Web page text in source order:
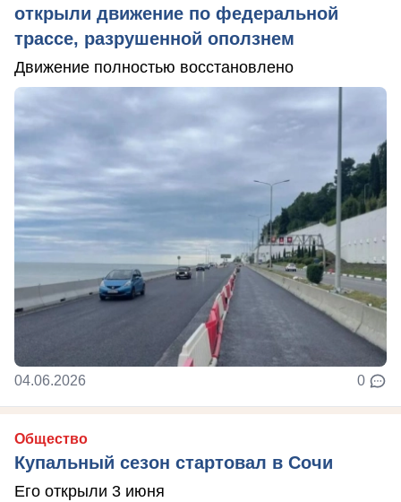
открыли движение по федеральной
трассе, разрушенной оползнем
Движение полностью восстановлено
04.06.2026 0
Общество
Купальный сезон стартовал в Сочи
Его открыли 3 июня